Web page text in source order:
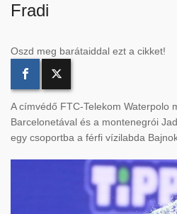
Fradi
Oszd meg barátaiddal ezt a cikket!
A címvédő FTC-Telekom Waterpolo
Barcelonetával és a montenegrói
egy csoportba a férfi vízilabda